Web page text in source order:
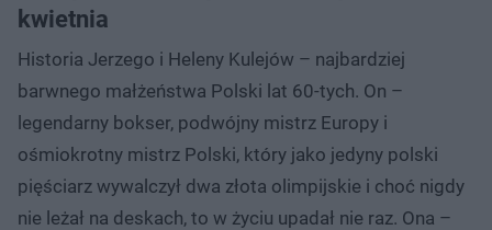
kwietnia
Historia Jerzego i Heleny Kulejów – najbardziej
barwnego małżeństwa Polski lat 60-tych. On –
legendarny bokser, podwójny mistrz Europy i
ośmiokrotny mistrz Polski, który jako jedyny polski
pięściarz wywalczył dwa złota olimpijskie i choć nigdy
nie leżał na deskach, to w życiu upadał nie raz. Ona –